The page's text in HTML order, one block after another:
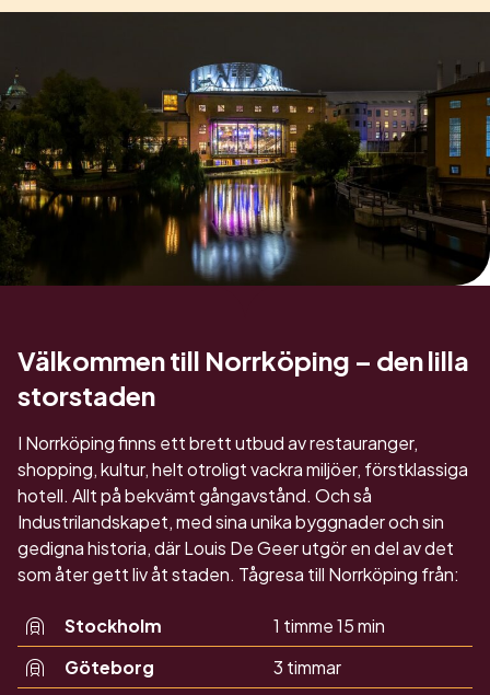
Välkommen till Norrköping – den lilla
storstaden
I Norrköping finns ett brett utbud av restauranger,
shopping, kultur, helt otroligt vackra miljöer, förstklassiga
hotell. Allt på bekvämt gångavstånd. Och så
Industrilandskapet, med sina unika byggnader och sin
gedigna historia, där Louis De Geer utgör en del av det
som åter gett liv åt staden. Tågresa till Norrköping från:
Stockholm
1 timme 15 min
Göteborg
3 timmar